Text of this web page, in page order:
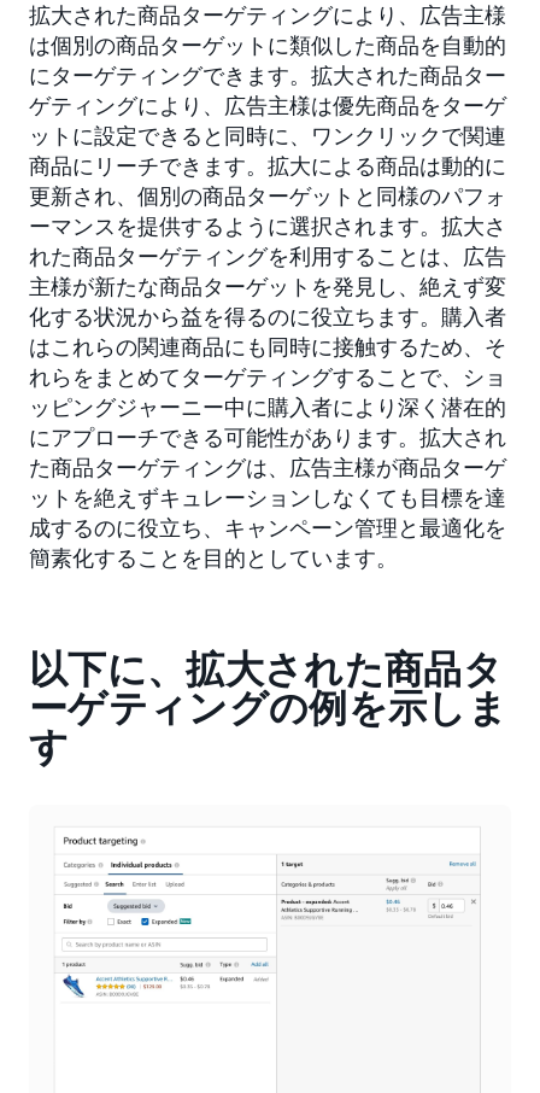
拡大された商品ターゲティングにより、広告主様
は個別の商品ターゲットに類似した商品を自動的
にターゲティングできます。拡大された商品ター
ゲティングにより、広告主様は優先商品をターゲ
ットに設定できると同時に、ワンクリックで関連
商品にリーチできます。拡大による商品は動的に
更新され、個別の商品ターゲットと同様のパフォ
ーマンスを提供するように選択されます。拡大さ
れた商品ターゲティングを利用することは、広告
主様が新たな商品ターゲットを発見し、絶えず変
化する状況から益を得るのに役立ちます。購入者
はこれらの関連商品にも同時に接触するため、そ
れらをまとめてターゲティングすることで、ショ
ッピングジャーニー中に購入者により深く潜在的
にアプローチできる可能性があります。拡大され
た商品ターゲティングは、広告主様が商品ターゲ
ットを絶えずキュレーションしなくても目標を達
成するのに役立ち、キャンペーン管理と最適化を
簡素化することを目的としています。
以下に、拡大された商品タ
ーゲティングの例を示しま
す